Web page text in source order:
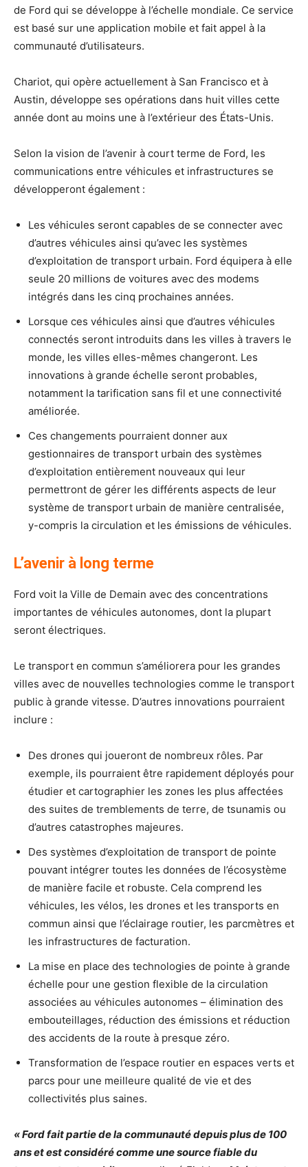
de Ford qui se développe à l’échelle mondiale. Ce service
est basé sur une application mobile et fait appel à la
communauté d’utilisateurs.
Chariot, qui opère actuellement à San Francisco et à
Austin, développe ses opérations dans huit villes cette
année dont au moins une à l’extérieur des États-Unis.
Selon la vision de l’avenir à court terme de Ford, les
communications entre véhicules et infrastructures se
développeront également :
Les véhicules seront capables de se connecter avec
d’autres véhicules ainsi qu’avec les systèmes
d’exploitation de transport urbain. Ford équipera à elle
seule 20 millions de voitures avec des modems
intégrés dans les cinq prochaines années.
Lorsque ces véhicules ainsi que d’autres véhicules
connectés seront introduits dans les villes à travers le
monde, les villes elles-mêmes changeront. Les
innovations à grande échelle seront probables,
notamment la tarification sans fil et une connectivité
améliorée.
Ces changements pourraient donner aux
gestionnaires de transport urbain des systèmes
d’exploitation entièrement nouveaux qui leur
permettront de gérer les différents aspects de leur
système de transport urbain de manière centralisée,
y-compris la circulation et les émissions de véhicules.
L’avenir à long terme
Ford voit la Ville de Demain avec des concentrations
importantes de véhicules autonomes, dont la plupart
seront électriques.
Le transport en commun s’améliorera pour les grandes
villes avec de nouvelles technologies comme le transport
public à grande vitesse. D’autres innovations pourraient
inclure :
Des drones qui joueront de nombreux rôles. Par
exemple, ils pourraient être rapidement déployés pour
étudier et cartographier les zones les plus affectées
des suites de tremblements de terre, de tsunamis ou
d’autres catastrophes majeures.
Des systèmes d’exploitation de transport de pointe
pouvant intégrer toutes les données de l’écosystème
de manière facile et robuste. Cela comprend les
véhicules, les vélos, les drones et les transports en
commun ainsi que l’éclairage routier, les parcmètres et
les infrastructures de facturation.
La mise en place des technologies de pointe à grande
échelle pour une gestion flexible de la circulation
associées au véhicules autonomes – élimination des
embouteillages, réduction des émissions et réduction
des accidents de la route à presque zéro.
Transformation de l’espace routier en espaces verts et
parcs pour une meilleure qualité de vie et des
collectivités plus saines.
« Ford fait partie de la communauté depuis plus de 100
ans et est considéré comme une source fiable du